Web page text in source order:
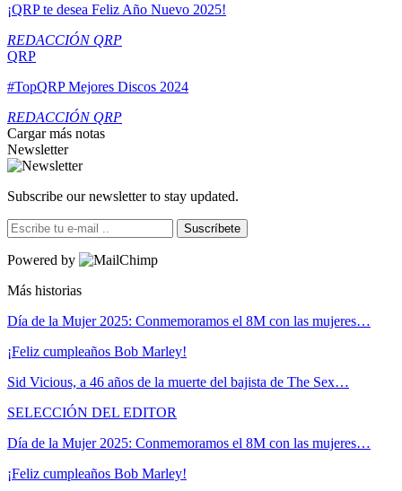
¡QRP te desea Feliz Año Nuevo 2025!
REDACCIÓN QRP
QRP
#TopQRP Mejores Discos 2024
REDACCIÓN QRP
Cargar más notas
Newsletter
Subscribe our newsletter to stay updated.
Suscríbete
Powered by
Más historias
Día de la Mujer 2025: Conmemoramos el 8M con las mujeres…
¡Feliz cumpleaños Bob Marley!
Sid Vicious, a 46 años de la muerte del bajista de The Sex…
SELECCIÓN DEL EDITOR
Día de la Mujer 2025: Conmemoramos el 8M con las mujeres…
¡Feliz cumpleaños Bob Marley!